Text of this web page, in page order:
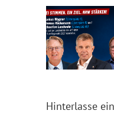
Hinterlasse